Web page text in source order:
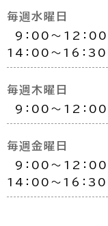
毎週水曜日
9：00～12：
14：00～16：
毎週木曜日
9：00～12：
毎週金曜日
9：00～12：
14：00～16：